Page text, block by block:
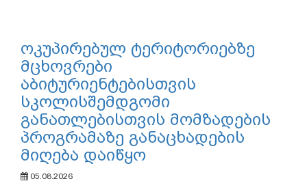
ოკუპირებულ ტერიტორიებზე
მცხოვრები
აბიტურიენტებისთვის
სკოლისშემდგომი
განათლებისთვის მომზადების
პროგრამაზე განაცხადების
მიღება დაიწყო
05.08.2026